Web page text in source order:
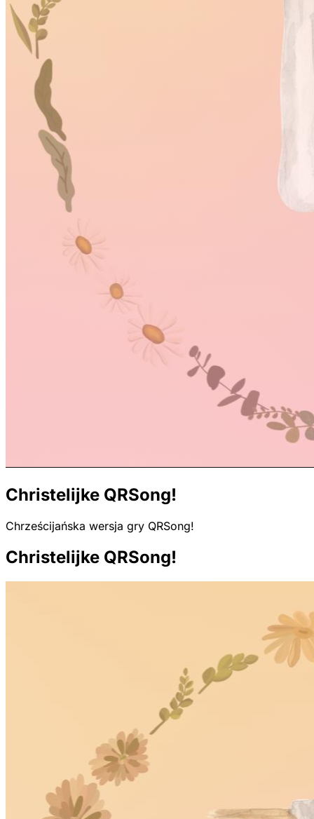
Christelijke QRSong!
Chrześcijańska wersja gry QRSong!
Christelijke QRSong!